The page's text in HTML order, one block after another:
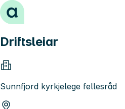
Hopp til innhold
Driftsleiar
Sunnfjord kyrkjelege fellesråd